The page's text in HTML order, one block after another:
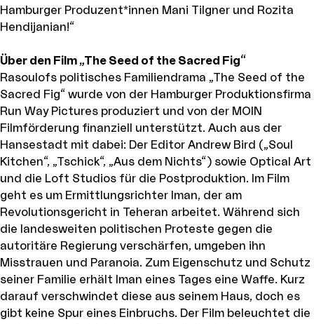
Hamburger Produzent*innen Mani Tilgner und Rozita
Hendijanian!“
Über den Film „The Seed of the Sacred Fig“
Rasoulofs politisches Familiendrama „The Seed of the
Sacred Fig“ wurde von der Hamburger Produktionsfirma
Run Way Pictures produziert und von der MOIN
Filmförderung finanziell unterstützt. Auch aus der
Hansestadt mit dabei: Der Editor Andrew Bird („Soul
Kitchen“, „Tschick“, „Aus dem Nichts“) sowie Optical Art
und die Loft Studios für die Postproduktion. Im Film
geht es um Ermittlungsrichter Iman, der am
Revolutionsgericht in Teheran arbeitet. Während sich
die landesweiten politischen Proteste gegen die
autoritäre Regierung verschärfen, umgeben ihn
Misstrauen und Paranoia. Zum Eigenschutz und Schutz
seiner Familie erhält Iman eines Tages eine Waffe. Kurz
darauf verschwindet diese aus seinem Haus, doch es
gibt keine Spur eines Einbruchs. Der Film beleuchtet die